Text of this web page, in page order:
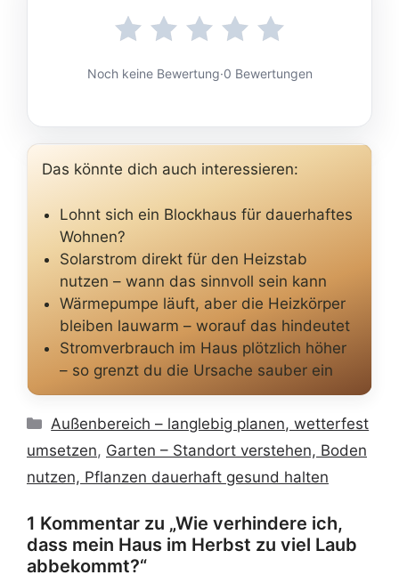
Noch keine Bewertung·0 Bewertungen
Das könnte dich auch interessieren:
Lohnt sich ein Blockhaus für dauerhaftes
Wohnen?
Solarstrom direkt für den Heizstab
nutzen – wann das sinnvoll sein kann
Wärmepumpe läuft, aber die Heizkörper
bleiben lauwarm – worauf das hindeutet
Stromverbrauch im Haus plötzlich höher
– so grenzt du die Ursache sauber ein
Kategorien
Außenbereich – langlebig planen, wetterfest
umsetzen, Garten – Standort verstehen, Boden
nutzen, Pflanzen dauerhaft gesund halten
1 Kommentar zu „Wie verhindere ich,
dass mein Haus im Herbst zu viel Laub
abbekommt?“